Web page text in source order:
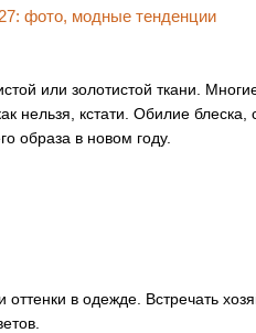
или золотистой ткани.
нельзя, кстати. Обилие блеска,
образа в новом году.
в одежде. Встречать